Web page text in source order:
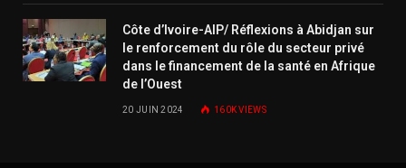
Côte d’Ivoire-AIP/ Réflexions à Abidjan sur
le renforcement du rôle du secteur privé
dans le financement de la santé en Afrique
de l’Ouest
20 JUIN 2024 160KVIEWS